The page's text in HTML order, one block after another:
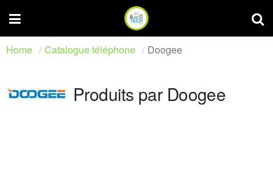
Home Catalogue téléphone Doogee
Produits par Doogee